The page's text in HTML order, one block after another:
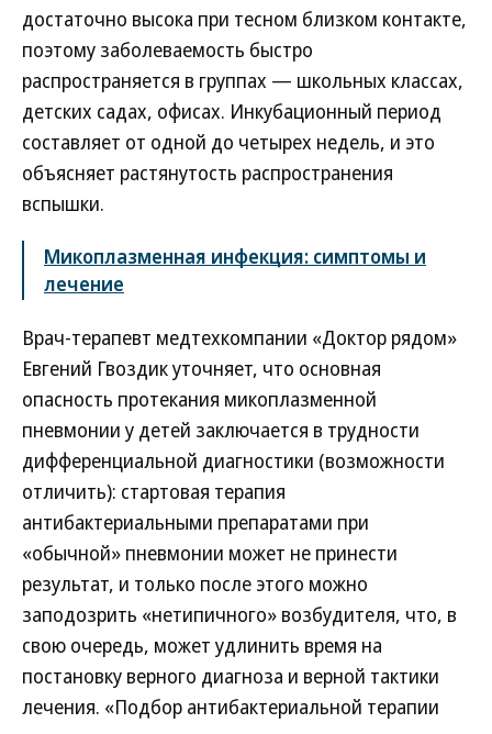
достаточно высока при тесном близком контакте,
поэтому заболеваемость быстро
распространяется в группах — школьных классах,
детских садах, офисах. Инкубационный период
составляет от одной до четырех недель, и это
объясняет растянутость распространения
вспышки.
Микоплазменная инфекция: симптомы и
лечение
Врач-терапевт медтехкомпании «Доктор рядом»
Евгений Гвоздик уточняет, что основная
опасность протекания микоплазменной
пневмонии у детей заключается в трудности
дифференциальной диагностики (возможности
отличить): стартовая терапия
антибактериальными препаратами при
«обычной» пневмонии может не принести
результат, и только после этого можно
заподозрить «нетипичного» возбудителя, что, в
свою очередь, может удлинить время на
постановку верного диагноза и верной тактики
лечения. «Подбор антибактериальной терапии